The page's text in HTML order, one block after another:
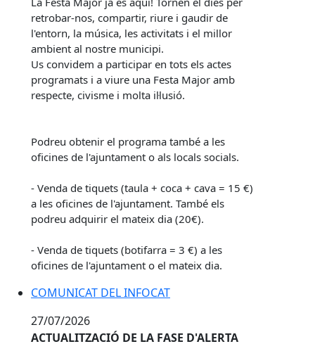
retrobar-nos, compartir, riure i gaudir de
l'entorn, la música, les activitats i el millor
ambient al nostre municipi.
Us convidem a participar en tots els actes
programats i a viure una Festa Major amb
respecte, civisme i molta il·lusió.
Podreu obtenir el programa també a les
oficines de l'ajuntament o als locals socials.
- Venda de tiquets (taula + coca + cava = 15 €)
a les oficines de l'ajuntament. També els
podreu adquirir el mateix dia (20€).
- Venda de tiquets (botifarra = 3 €) a les
oficines de l'ajuntament o el mateix dia.
COMUNICAT DEL INFOCAT
27/07/2026
ACTUALITZACIÓ DE LA FASE D'ALERTA